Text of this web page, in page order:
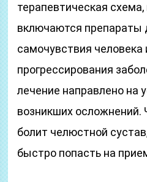
терапевтическая
включаются препараты
самочувствия
прогрессирования
лечение направлено на
возникших осложнений.
болит челюстной
быстро попасть на